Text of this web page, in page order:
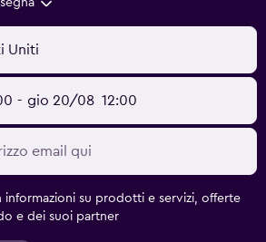
Uniti
- gio 20/08 12:00
informazioni su prodotti e servizi, offerte
e dei suoi partner